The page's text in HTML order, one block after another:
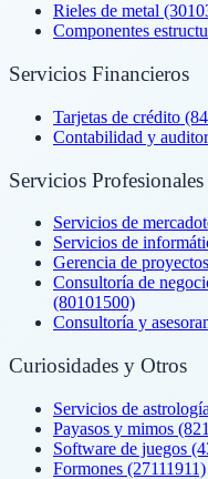
Rieles de metal
Componentes
Servicios Financieros
Tarjetas de crédito
Contabilidad y
Servicios Profesionales
Servicios de
Servicios de
Gerencia de
Consultoría de
(80101500)
Consultoría y
Curiosidades y Otros
Servicios de
Payasos y mimos
Software de juegos
Formones (27111911)